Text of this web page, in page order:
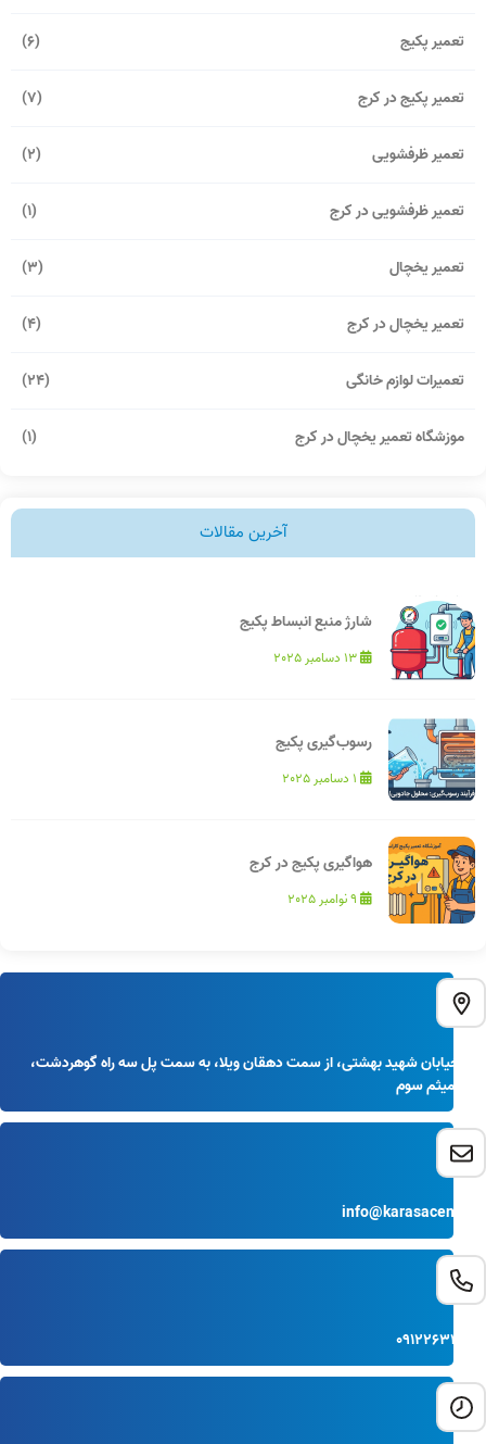
تعمیر پکیج (6)
تعمیر پکیج در کرج (7)
تعمیر ظرفشویی (2)
تعمیر ظرفشویی در کرج (1)
تعمیر یخچال (3)
تعمیر یخچال در کرج (4)
تعمیرات لوازم خانگی (24)
موزشگاه تعمیر یخچال در کرج (1)
آخرین مقالات
شارژ منبع انبساط پکیج
رسوب‌گیری پکیج
هواگیری پکیج در کرج
کرج خیابان شهید بهشتی، از سمت دهقان ویلا، به سمت پل سه راه گوهردشت،
نبش میثم سوم
info@karasacenter.ir
09122633995